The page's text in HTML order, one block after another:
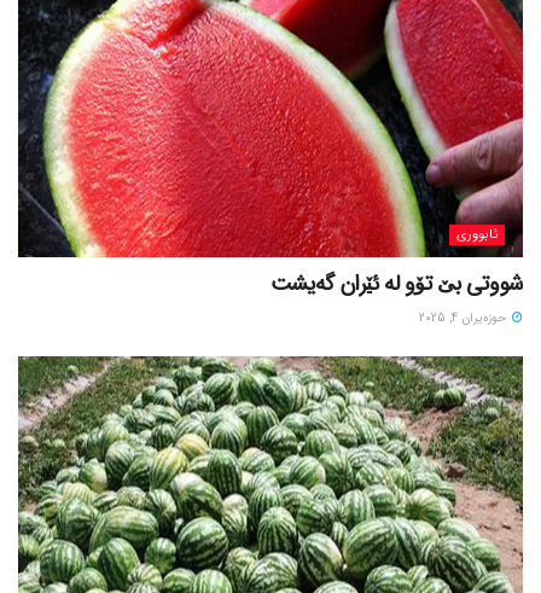
ئابووری
شووتی بێ تۆو لە ئێران گەیشت
حوزه‌یران 4, 2025